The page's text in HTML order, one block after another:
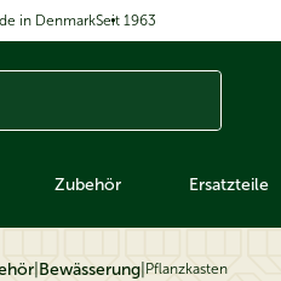
in DenmarkSeit 1963
Zubehör Ersatzteile
Bewässerung Pflanzkasten